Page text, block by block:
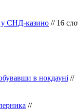
у СНД-казино // 16
в нокдауні //
//